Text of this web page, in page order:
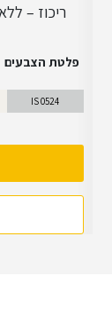
ריכוז –
פלטת הצבעים
IS 0524